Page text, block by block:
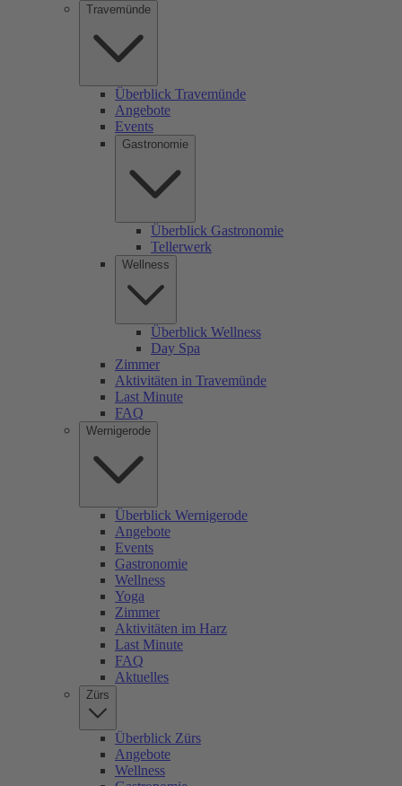
Travemünde
Überblick Travemünde
Angebote
Events
Gastronomie
Überblick Gastronomie
Tellerwerk
Wellness
Überblick Wellness
Day Spa
Zimmer
Aktivitäten in Travemünde
Last Minute
FAQ
Wernigerode
Überblick Wernigerode
Angebote
Events
Gastronomie
Wellness
Yoga
Zimmer
Aktivitäten im Harz
Last Minute
FAQ
Aktuelles
Zürs
Überblick Zürs
Angebote
Wellness